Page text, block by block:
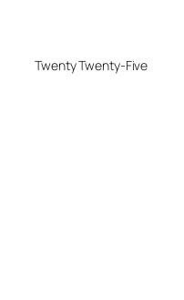
Twenty Twenty-Five